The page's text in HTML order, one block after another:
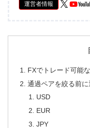
運営者情報
FXでトレード可能
通過ペアを絞る前
USD
EUR
JPY